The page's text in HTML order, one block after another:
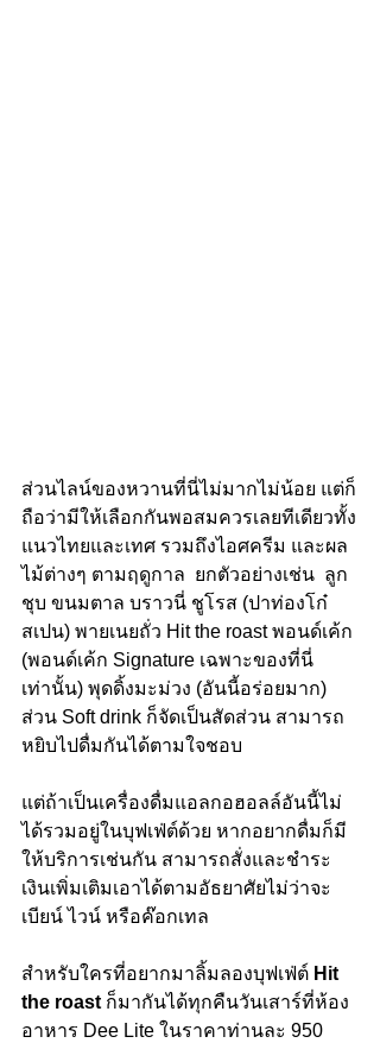
ส่วนไลน์ของหวานที่นี่ไม่มากไม่น้อย แต่ก็
ถือว่ามีให้เลือกกันพอสมควรเลยทีเดียวทั้ง
แนวไทยและเทศ รวมถึงไอศครีม และผล
ไม้ต่างๆ ตามฤดูกาล  ยกตัวอย่างเช่น  ลูก
ชุบ ขนมตาล บราวนี่ ชูโรส (ปาท่องโก๋
สเปน) พายเนยถั่ว Hit the roast พอนด์เค้ก
(พอนด์เค้ก Signature เฉพาะของที่นี่
เท่านั้น) พุดดิ้งมะม่วง (อันนี้อร่อยมาก)
ส่วน Soft drink ก็จัดเป็นสัดส่วน สามารถ
หยิบไปดื่มกันได้ตามใจชอบ
แต่ถ้าเป็นเครื่องดื่มแอลกอฮอลล์อันนี้ไม่
ได้รวมอยู่ในบุฟเฟ่ต์ด้วย หากอยากดื่มก็มี
ให้บริการเช่นกัน สามารถสั่งและชำระ
เงินเพิ่มเติมเอาได้ตามอัธยาศัยไม่ว่าจะ
เบียน์ ไวน์ หรือค๊อกเทล
สำหรับใครที่อยากมาลิ้มลองบุฟเฟ่ต์ Hit
the roast ก็มากันได้ทุกคืนวันเสาร์ที่ห้อง
อาหาร Dee Lite ในราคาท่านละ 950